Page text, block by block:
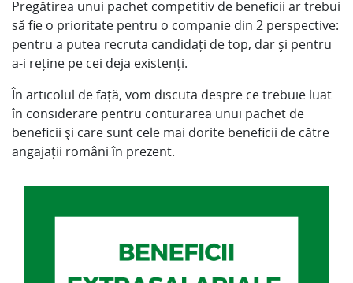
Pregătirea unui pachet competitiv de beneficii ar trebui
să fie o prioritate pentru o companie din 2 perspective:
pentru a putea recruta candidați de top, dar și pentru
a-i reține pe cei deja existenți.
În articolul de față, vom discuta despre ce trebuie luat
în considerare pentru conturarea unui pachet de
beneficii și care sunt cele mai dorite beneficii de către
angajații români în prezent.